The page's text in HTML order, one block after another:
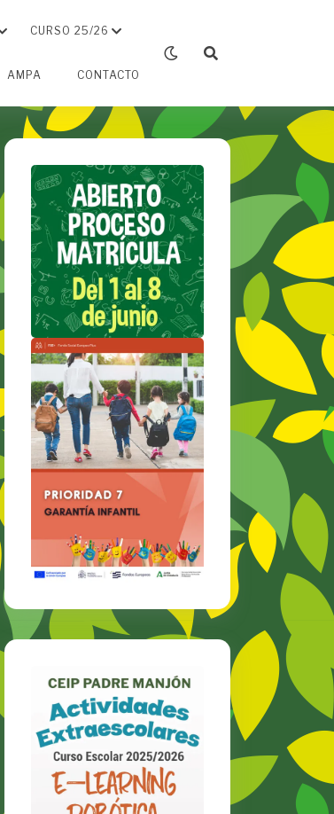
CURSO 25/26
AMPA CONTACTO